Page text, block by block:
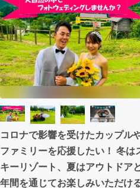
テクノロジー・ガジェ
映像・映画
ビジネス・起業
まちづくり・地域活性
CAMPFIRE for Social
CAMPFIREふるさと納税
コロナで影響を受けたカップル
ファミリーを応援したい！ 冬は
キーリゾート、夏はアウトドア
年間を通じてお楽しみいただけ